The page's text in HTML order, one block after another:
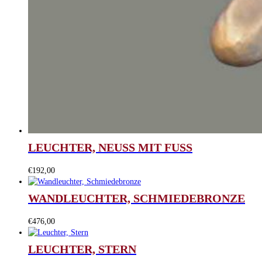
LEUCHTER, NEUSS MIT FUSS
€192,00
WANDLEUCHTER, SCHMIEDEBRONZE
€476,00
LEUCHTER, STERN